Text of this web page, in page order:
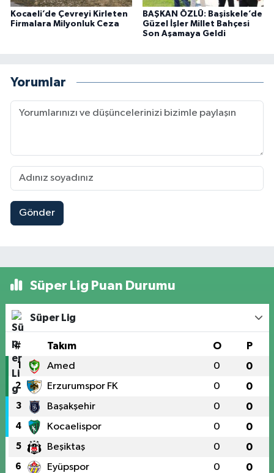
Kocaeli’de Çevreyi Kirleten
Firmalara Milyonluk Ceza
BAŞKAN ÖZLÜ: Başiskele’de
Güzel İşler Millet Bahçesi
Son Aşamaya Geldi
Yorumlar
Gönder
Süper Lig Puan Durumu
Süper Lig
# Takım O P
1 Amed 0 0
2 Erzurumspor FK 0 0
3 Başakşehir 0 0
4 Kocaelispor 0 0
5 Beşiktaş 0 0
6 Eyüpspor 0 0